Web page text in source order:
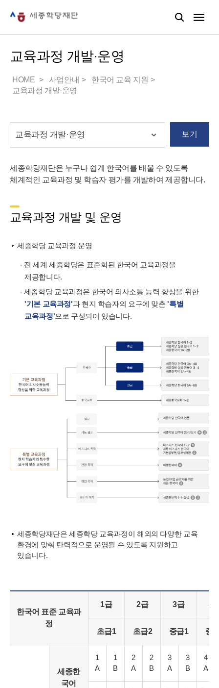
교육과정 개발·운영
HOME 사업안내
한국어 교육 지원
교육과정 개발·운영
보기
세종학당재단은 누구나 쉽게 한국어를 배울 수 있도록
체계적인 교육과정 및 학습자 평가를 개발하여 제공합니다.
교육과정 개발 및 운영
세종학당 교육과정 운영
- 전 세계 세종학당은 표준화된 한국어 교육과정을
제공합니다.
- 세종학당 교육과정은 한국어 의사소통 능력 향상을 위한
'기본 교육과정'과 현지 학습자의 요구에 맞춘'특별
교육과정'으로 구성되어 있습니다.
세종학당재단은 세종학당 교육과정이 해외의 다양한 교육
환경에 맞춰 탄력적으로 운영될 수 있도록 지원하고
있습니다.
한국어 표준 교육과
정
1급 2급 3급 4
초급1 초급2 중급1 중
세종한
국어
1
A
1
B
2
A
2
B
3
A
3
B
4
A